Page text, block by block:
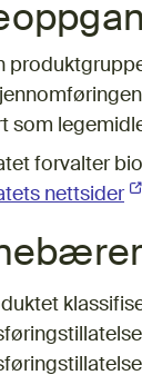
som
forvalter
nettsider